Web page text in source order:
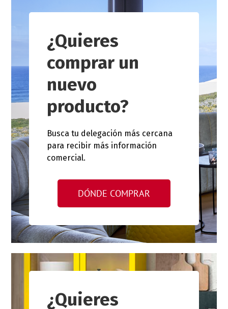
¿Quieres
comprar un
nuevo
producto?
Busca tu delegación más cercana
para recibir más información
comercial.
DÓNDE COMPRAR
¿Quieres